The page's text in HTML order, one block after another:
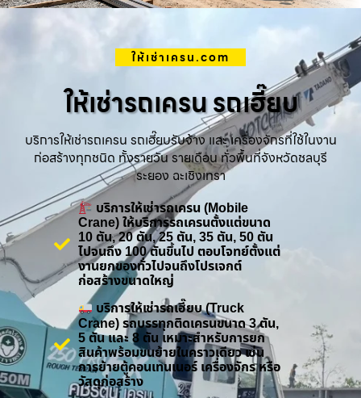
ให้เช่าเครน.com
ให้เช่ารถเครน รถเฮี๊ยบ
บริการให้เช่ารถเครน รถเฮี๊ยบรับจ้าง และ เครื่องจักรที่ใช้ในงาน
ก่อสร้างทุกชนิด ทั้งรายวัน รายเดือน ทั่วพื้นที่จังหวัดชลบุรี
ระยอง ฉะเชิงเทรา
บริการให้เช่ารถเครน (Mobile
Crane) ให้บริการรถเครนตั้งแต่ขนาด
10 ตัน, 20 ตัน, 25 ตัน, 35 ตัน, 50 ตัน
ไปจนถึง 100 ตันขึ้นไป ตอบโจทย์ตั้งแต่
งานยกของทั่วไปจนถึงโปรเจกต์
ก่อสร้างขนาดใหญ่
บริการให้เช่ารถเฮี๊ยบ (Truck
Crane) รถบรรทุกติดเครนขนาด 3 ตัน,
5 ตัน และ 8 ตัน เหมาะสำหรับการยก
สินค้าพร้อมขนย้ายในคราวเดียว เช่น
การย้ายตู้คอนเทนเนอร์ เครื่องจักร หรือ
วัสดุก่อสร้าง